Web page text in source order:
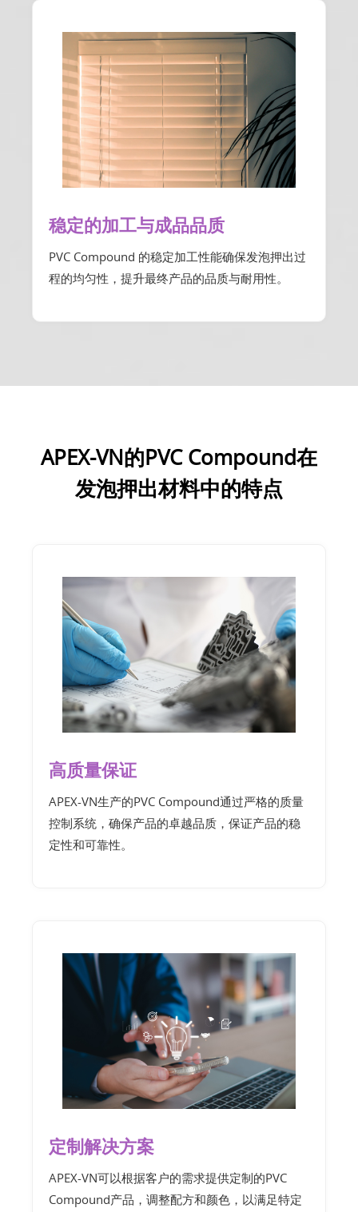
稳定的加工与成品品质
PVC Compound 的稳定加工性能确保发泡押出过
程的均匀性，提升最终产品的品质与耐用性。
APEX-VN的PVC Compound在
发泡押出材料中的特点
高质量保证
APEX-VN生产的PVC Compound通过严格的质量
控制系统，确保产品的卓越品质，保证产品的稳
定性和可靠性。
定制解决方案
APEX-VN可以根据客户的需求提供定制的PVC
Compound产品，调整配方和颜色，以满足特定